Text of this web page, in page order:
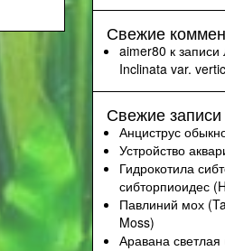
Свежие
aimer80 к записи
Inclinata var.
Свежие записи
Анциструс
Устройство
Гидрокотила
сибторпиоидес
Павлиний мох
Moss)
Аравана